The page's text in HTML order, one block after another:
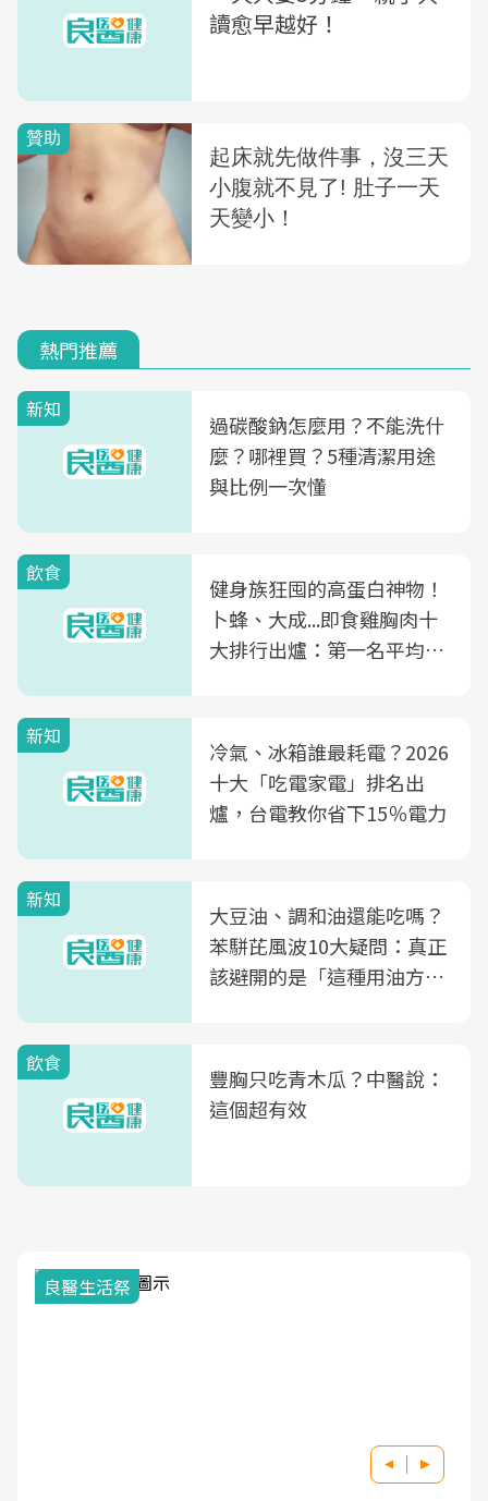
讀愈早越好！
熱門推薦
新知
過碳酸鈉怎麼用？不能洗什
麼？哪裡買？5種清潔用途
與比例一次懂
飲食
健身族狂囤的高蛋白神物！
卜蜂、大成...即食雞胸肉十
大排行出爐：第一名平均一
新知
冷氣、冰箱誰最耗電？2026
十大「吃電家電」排名出
爐，台電教你省下15％電力
新知
大豆油、調和油還能吃嗎？
苯駢芘風波10大疑問：真正
該避開的是「這種用油方
飲食
豐胸只吃青木瓜？中醫說：
這個超有效
良醫生活祭